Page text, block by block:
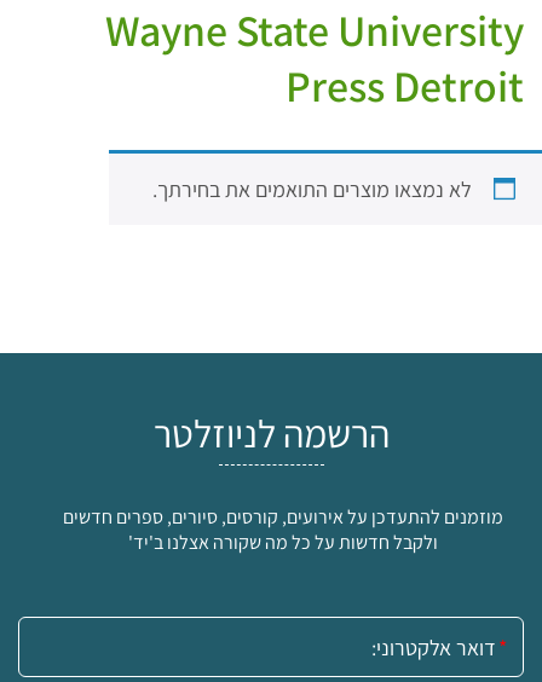
Wayne State University
Press Detroit
לא נמצאו מוצרים התואמים את בחירתך.
הרשמה לניוזלטר
מוזמנים להתעדכן על אירועים, קורסים, סיורים, ספרים חדשים
ולקבל חדשות על כל מה שקורה אצלנו ב'יד'
אימייל: